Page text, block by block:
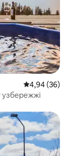
Середня
4,94 (36)
узбережжі